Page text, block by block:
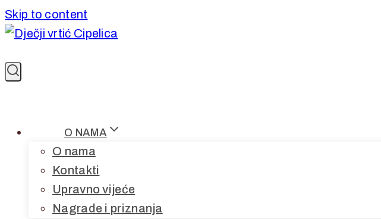
Skip to content
O NAMA
O nama
Kontakti
Upravno vijeće
Nagrade i priznanja